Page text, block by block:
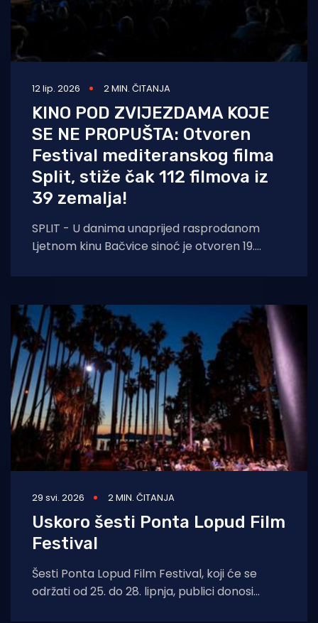
12 lip. 2026 2 MIN. ČITANJA
KINO POD ZVIJEZDAMA KOJE
SE NE PROPUŠTA: Otvoren
Festival mediteranskog filma
Split, stiže čak 112 filmova iz
39 zemalja!
SPLIT - U danima unaprijed rasprodanom
Ljetnom kinu Bačvice sinoć je otvoren 19.
hrvatskim premijerama
29 svi. 2026 2 MIN. ČITANJA
Uskoro šesti Ponta Lopud Film
Festival
Šesti Ponta Lopud Film Festival, koji će se
održati od 25. do 28. lipnja, publici donosi